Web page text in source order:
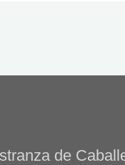
de